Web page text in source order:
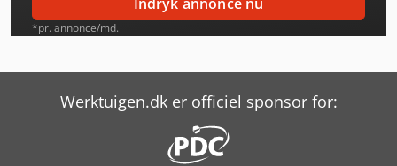
Hyster H8.0Ft-9
Hyster J1.8Xnt (Mwb)
*pr. annonce/md.
Werktuigen.dk er officiel sponsor for: